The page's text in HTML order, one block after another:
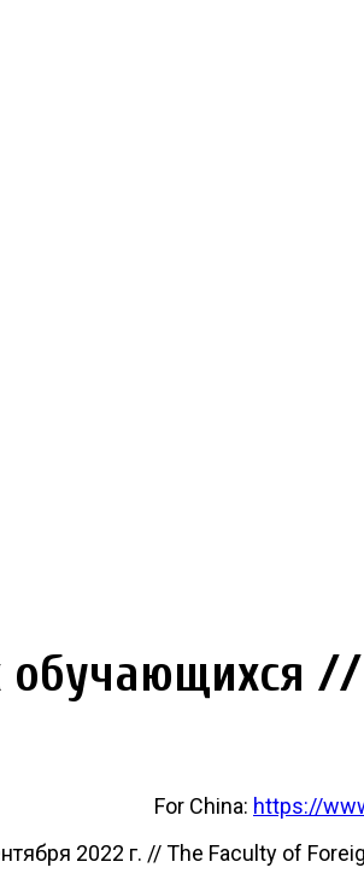
обучающихся
For China: https://
2022 г. // The Faculty of